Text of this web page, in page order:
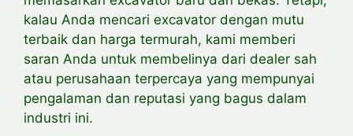
kalau Anda mencari excavator dengan mutu
terbaik dan harga termurah, kami memberi
saran Anda untuk membelinya dari dealer sah
atau perusahaan terpercaya yang mempunyai
pengalaman dan reputasi yang bagus dalam
industri ini.